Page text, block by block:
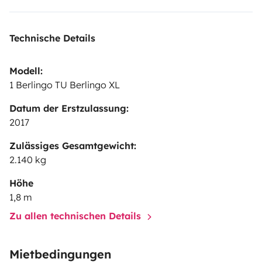
✌
Technische Details
Modell:
1 Berlingo TU Berlingo XL
Datum der Erstzulassung:
2017
Zulässiges Gesamtgewicht:
2.140 kg
Höhe
1,8 m
Zu allen technischen Details
Mietbedingungen